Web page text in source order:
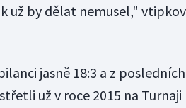
už by dělat nemusel,"
jasně 18:3 a z posledních
už v roce 2015 na Turnaji